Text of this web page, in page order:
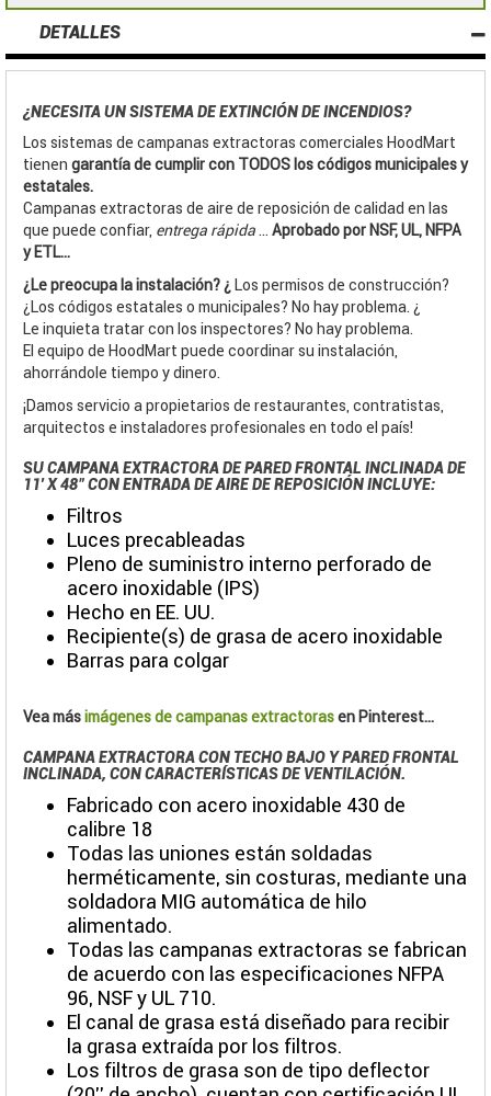
DETALLES
¿NECESITA UN SISTEMA DE EXTINCIÓN DE INCENDIOS?
Los sistemas de campanas extractoras comerciales HoodMart
tienen garantía de cumplir con TODOS los códigos municipales y
estatales.
Campanas extractoras de aire de reposición de calidad en las
que puede confiar, entrega rápida ... Aprobado por NSF, UL, NFPA
y ETL...
¿Le preocupa la instalación? ¿ Los permisos de construcción?
¿Los códigos estatales o municipales? No hay problema. ¿
Le inquieta tratar con los inspectores? No hay problema.
El equipo de HoodMart puede coordinar su instalación,
ahorrándole tiempo y dinero.
¡Damos servicio a propietarios de restaurantes, contratistas,
arquitectos e instaladores profesionales en todo el país!
SU CAMPANA EXTRACTORA DE PARED FRONTAL INCLINADA DE
11' X 48" CON ENTRADA DE AIRE DE REPOSICIÓN INCLUYE:
Filtros
Luces precableadas
Pleno de suministro interno perforado de
acero inoxidable (IPS)
Hecho en EE. UU.
Recipiente(s) de grasa de acero inoxidable
Barras para colgar
Vea másimágenes de campanas extractorasen Pinterest...
CAMPANA EXTRACTORA CON TECHO BAJO Y PARED FRONTAL
INCLINADA, CON CARACTERÍSTICAS DE VENTILACIÓN.
Fabricado con acero inoxidable 430 de
calibre 18
Todas las uniones están soldadas
herméticamente, sin costuras, mediante una
soldadora MIG automática de hilo
alimentado.
Todas las campanas extractoras se fabrican
de acuerdo con las especificaciones NFPA
96, NSF y UL 710.
El canal de grasa está diseñado para recibir
la grasa extraída por los filtros.
Los filtros de grasa son de tipo deflector